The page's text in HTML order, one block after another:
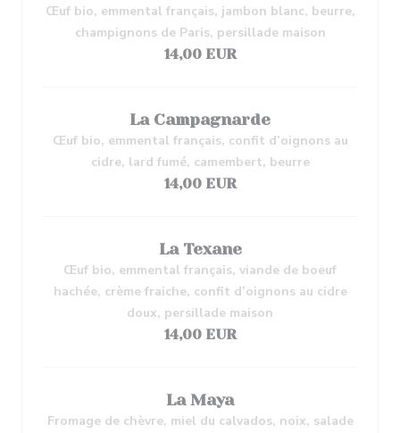
Œuf bio, emmental français, jambon blanc, beurre,
champignons de Paris, persillade maison
14,00 EUR
La Campagnarde
Œuf bio, emmental français, confit d’oignons au
cidre, lard fumé, camembert, beurre
14,00 EUR
La Texane
Œuf bio, emmental français, viande de boeuf
hachée, crème fraiche, confit d’oignons au cidre
doux, persillade maison
14,00 EUR
La Maya
Fromage de chèvre, miel du calvados, noix, salade